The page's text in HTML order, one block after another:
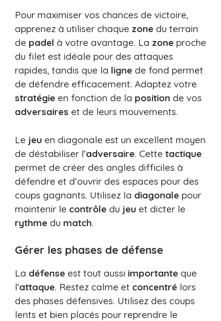
Pour maximiser vos chances de victoire,
apprenez à utiliser chaque zone du terrain
de padel à votre avantage. La zone proche
du filet est idéale pour des attaques
rapides, tandis que la ligne de fond permet
de défendre efficacement. Adaptez votre
stratégie en fonction de la position de vos
adversaires et de leurs mouvements.
Le jeu en diagonale est un excellent moyen
de déstabiliser l’adversaire. Cette tactique
permet de créer des angles difficiles à
défendre et d’ouvrir des espaces pour des
coups gagnants. Utilisez la diagonale pour
maintenir le contrôle du jeu et dicter le
rythme du match.
Gérer les phases de défense
La défense est tout aussi importante que
l’attaque. Restez calme et concentré lors
des phases défensives. Utilisez des coups
lents et bien placés pour reprendre le